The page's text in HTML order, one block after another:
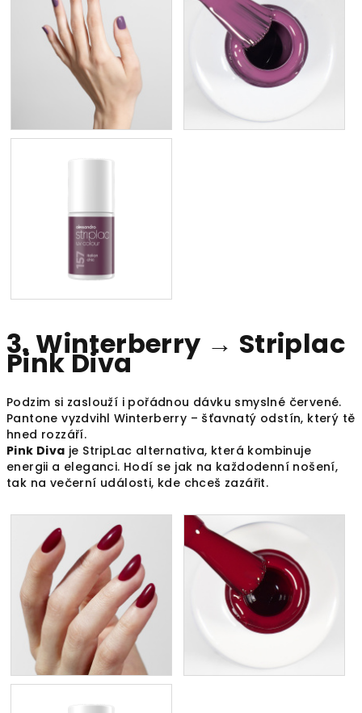
3. Winterberry → Striplac
Pink Diva
Podzim si zaslouží i pořádnou dávku smyslné červené.
Pantone vyzdvihl Winterberry – šťavnatý odstín, který tě
hned rozzáří.
Pink Diva je StripLac alternativa, která kombinuje
energii a eleganci. Hodí se jak na každodenní nošení,
tak na večerní události, kde chceš zazářit.